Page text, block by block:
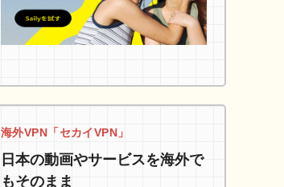
海外VPN「セカイVPN」
日本の動画やサービスを海外で
もそのまま